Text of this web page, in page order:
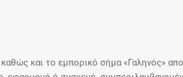
και το εμπορικό σήμα «Γαληνός»